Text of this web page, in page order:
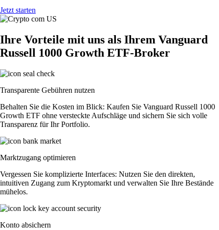
Jetzt starten
Ihre Vorteile mit uns als Ihrem Vanguard
Russell 1000 Growth ETF-Broker
Transparente Gebühren nutzen
Behalten Sie die Kosten im Blick: Kaufen Sie Vanguard Russell 1000
Growth ETF ohne versteckte Aufschläge und sichern Sie sich volle
Transparenz für Ihr Portfolio.
Marktzugang optimieren
Vergessen Sie komplizierte Interfaces: Nutzen Sie den direkten,
intuitiven Zugang zum Kryptomarkt und verwalten Sie Ihre Bestände
mühelos.
Konto absichern